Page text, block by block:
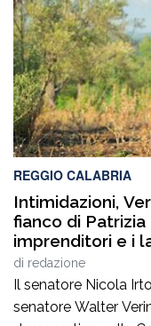
Direttore generale
generale della
REGGIO CALABRIA
Intimidazioni,
fianco di
imprenditori e i
essere lasciati da
di redazione
Il senatore Nicola
senatore Walter